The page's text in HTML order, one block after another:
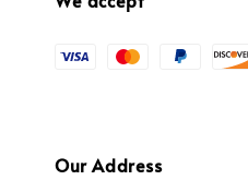
Our Address